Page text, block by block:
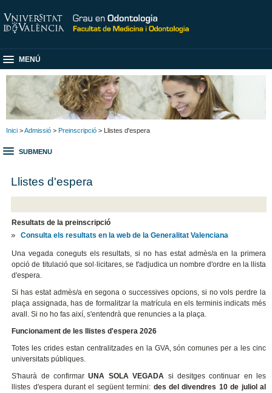
MENÚ
Inici >Admissió > Preinscripció > Llistes d'espera
SUBMENU
Llistes d'espera
Resultats de la preinscripció
Consulta els resultats en la web de la Generalitat Valenciana
Una vegada coneguts els resultats, si no has estat admès/a en la primera
opció de titulació que sol·licitares, se t'adjudica un nombre d'ordre en la llista
d'espera.
Si has estat admès/a en segona o successives opcions, si no vols perdre la
plaça assignada, has de formalitzar la matrícula en els terminis indicats més
avall. Si no ho fas així, s'entendrà que renuncies a la plaça.
Funcionament de les llistes d'espera 2026
Totes les crides estan centralitzades en la GVA, són comunes per a les cinc
universitats públiques.
S'haurà de confirmarUNA SOLA VEGADA si desitges continuar en les
llistes d'espera durant el següent termini: des del divendres 10 de juliol al